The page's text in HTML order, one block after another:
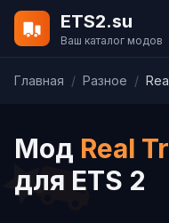
ETS2.su
Ваш каталог модов
Главная / Разное /
Мод Real
для ETS 2